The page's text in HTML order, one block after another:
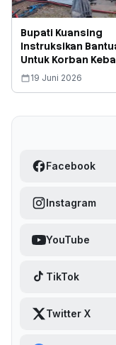
Bupati Kuansing
Instruksikan
Untuk Korban
Bengkel Motor di
Sentajo Raya
19 Juni 2026
Facebook
Instagram
YouTube
TikTok
Twitter X